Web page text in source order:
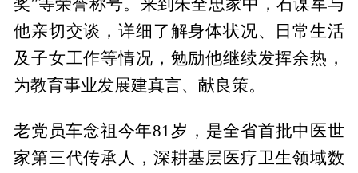
奖”等荣誉称号。来到朱全忠家中，石谋军与
他亲切交谈，详细了解身体状况、日常生活
及子女工作等情况，勉励他继续发挥余热，
为教育事业发展建真言、献良策。
老党员车念祖今年81岁，是全省首批中医世
家第三代传承人，深耕基层医疗卫生领域数